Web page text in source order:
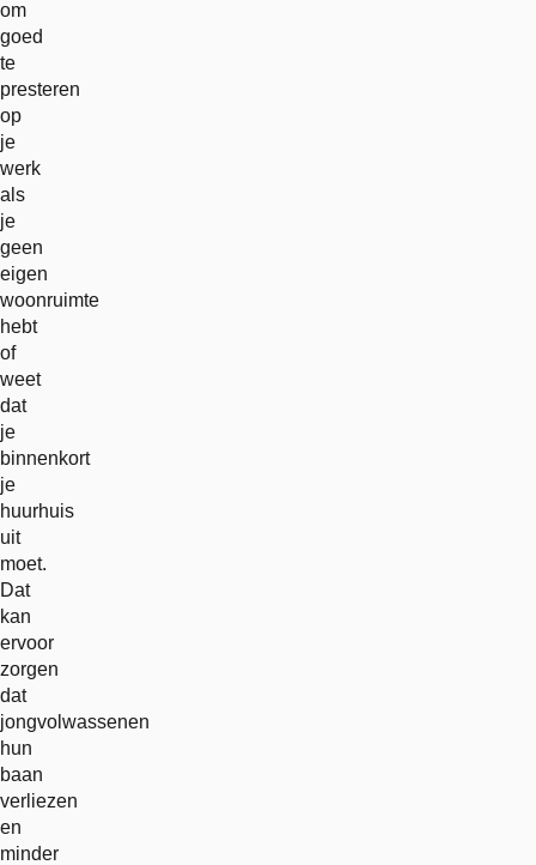
om
goed
te
presteren
op
je
werk
als
je
geen
eigen
woonruimte
hebt
of
weet
dat
je
binnenkort
je
huurhuis
uit
moet.
Dat
kan
ervoor
zorgen
dat
jongvolwassenen
hun
baan
verliezen
en
minder